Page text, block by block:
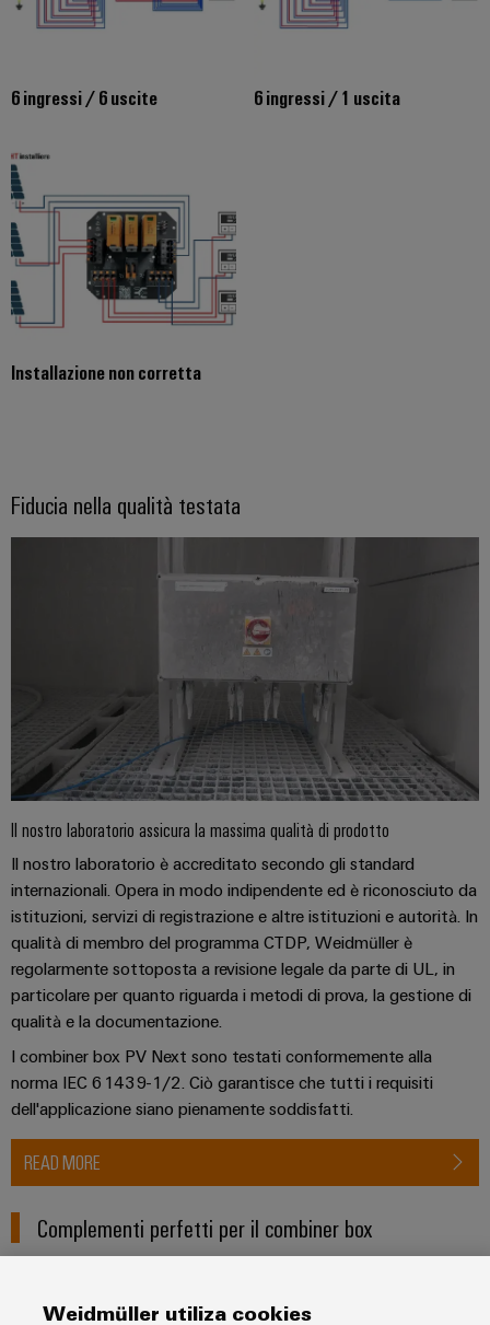
6 ingressi / 6 uscite 6 ingressi / 1 uscita
Installazione non corretta
Fiducia nella qualità testata
Il nostro laboratorio assicura la massima qualità di prodotto
Il nostro laboratorio è accreditato secondo gli standard
internazionali. Opera in modo indipendente ed è riconosciuto da
istituzioni, servizi di registrazione e altre istituzioni e autorità. In
qualità di membro del programma CTDP, Weidmüller è
regolarmente sottoposta a revisione legale da parte di UL, in
particolare per quanto riguarda i metodi di prova, la gestione di
qualità e la documentazione.
I combiner box PV Next sono testati conformemente alla
norma IEC 61439-1/2. Ciò garantisce che tutti i requisiti
dell'applicazione siano pienamente soddisfatti.
READ MORE
Complementi perfetti per il combiner box
PV Inline
Weidmüller utiliza cookies